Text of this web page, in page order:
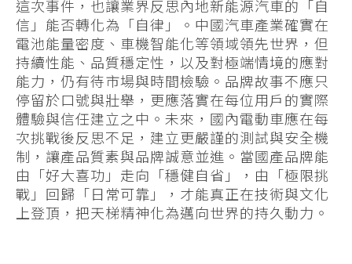
這次事件，也讓業界反思內地新能源汽車的「自
信」能否轉化為「自律」。中國汽車產業確實在
電池能量密度、車機智能化等領域領先世界，但
持續性能、品質穩定性，以及對極端情境的應對
能力，仍有待市場與時間檢驗。品牌故事不應只
停留於口號與壯舉，更應落實在每位用戶的實際
體驗與信任建立之中。未來，國內電動車應在每
次挑戰後反思不足，建立更嚴謹的測試與安全機
制，讓產品質素與品牌誠意並進。當國產品牌能
由「好大喜功」走向「穩健自省」，由「極限挑
戰」回歸「日常可靠」，才能真正在技術與文化
上登頂，把天梯精神化為邁向世界的持久動力。